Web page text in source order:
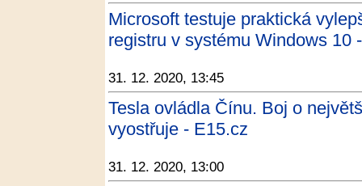
Microsoft testuje praktická
registru v systému Windows 10
31. 12. 2020, 13:45
Tesla ovládla Čínu. Boj o
vyostřuje - E15.cz
31. 12. 2020, 13:00